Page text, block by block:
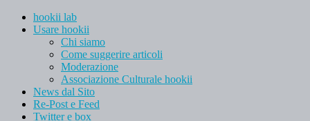
hookii lab
Usare hookii
Chi siamo
Come suggerire articoli
Moderazione
Associazione Culturale hookii
News dal Sito
Re-Post e Feed
Twitter e box